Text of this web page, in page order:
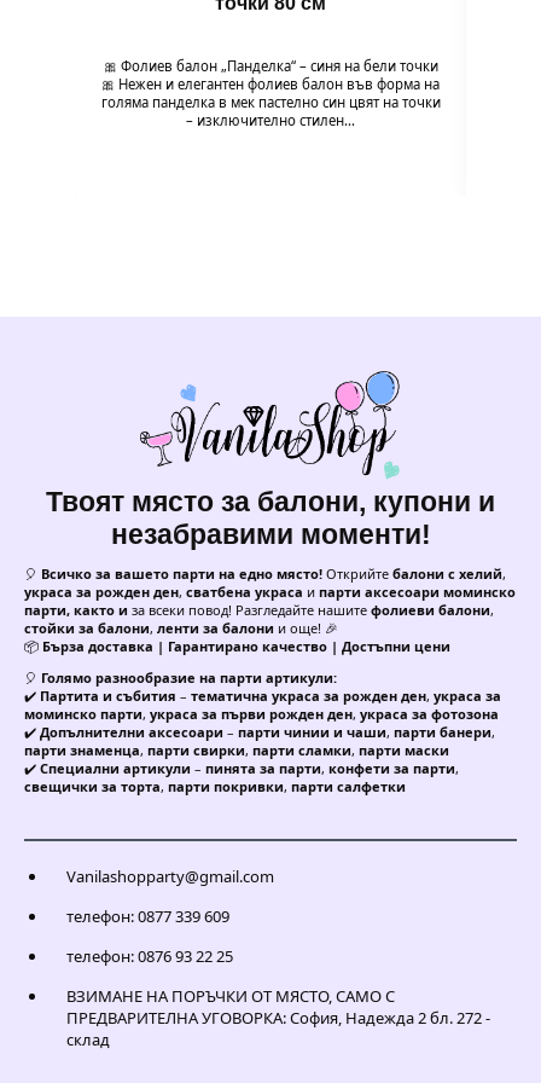
🎀 Фолиев балон „Панделка“ – синя на бели точки
🎀 Нежен и елегантен фолиев балон във форма на
голяма панделка в мек пастелно син цвят на точки
– изключително стилен…
Твоят място за балони, купони и
незабравими моменти!
🎈 Всичко за вашето парти на едно място! Открийте балони с хелий,
украса за рожден ден, сватбена украса и парти аксесоари моминско
парти, както и за всеки повод! Разгледайте нашите фолиеви балони,
стойки за балони, ленти за балони и още! 🎉
📦 Бърза доставка | Гарантирано качество | Достъпни цени
🎈 Голямо разнообразие на парти артикули:
✔️ Партита и събития – тематична украса за рожден ден, украса за
моминско парти, украса за първи рожден ден, украса за фотозона
✔️ Допълнителни аксесоари – парти чинии и чаши, парти банери,
парти знаменца, парти свирки, парти сламки, парти маски
✔️ Специални артикули – пинята за парти, конфети за парти,
свещички за торта, парти покривки, парти салфетки
Vanilashopparty@gmail.com
телефон: 0877 339 609
телефон: 0876 93 22 25
ВЗИМАНЕ НА ПОРЪЧКИ ОТ МЯСТО, САМО С
ПРЕДВАРИТЕЛНА УГОВОРКА: София, Надежда 2 бл. 272 -
склад